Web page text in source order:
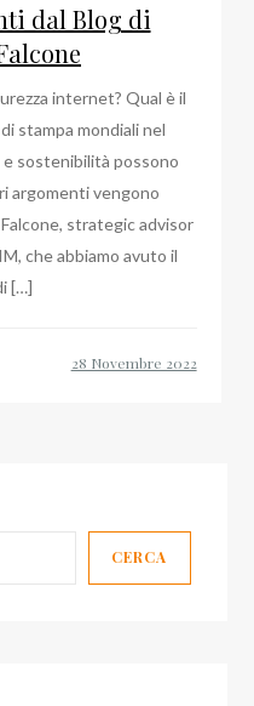
dal Blog di
internet? Qual è il
stampa mondiali nel
sostenibilità possono
argomenti vengono
strategic advisor
che abbiamo avuto il
[…]
CERCA